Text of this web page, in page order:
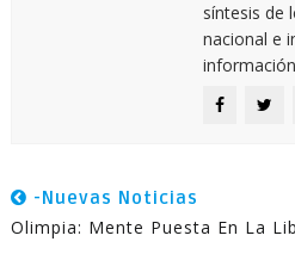
síntesis de
nacional e
-Nuevas Noticias
Olimpia: Mente Puesta En La